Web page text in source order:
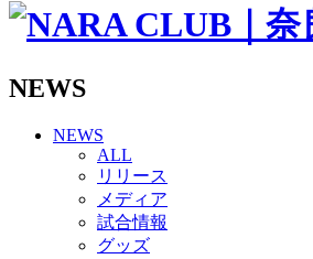
その他
バモス
チアダンススクール
ボランティアチーム「
ビクトリーロード
HOMEGAME
観戦ルール＆マナー
NEWS
NEWS
ALL
リリース
メディア
試合情報
グッズ